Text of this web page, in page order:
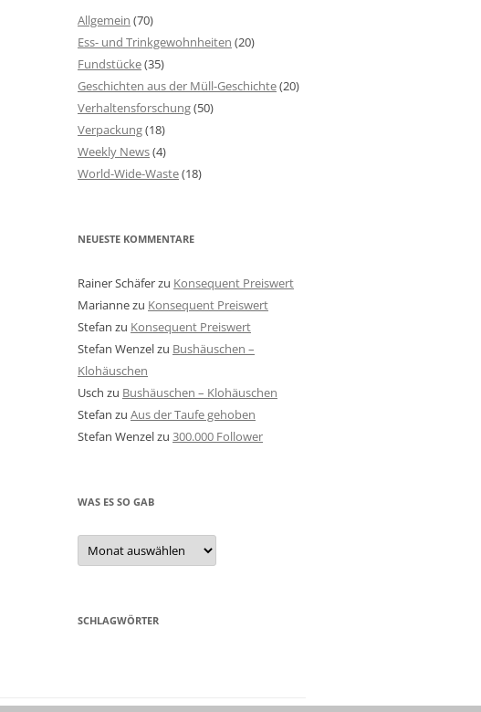
Allgemein (70)
Ess- und Trinkgewohnheiten (20)
Fundstücke(35)
Geschichten aus der Müll-Geschichte(20)
Verhaltensforschung(50)
Verpackung(18)
Weekly News(4)
World-Wide-Waste(18)
NEUESTE KOMMENTARE
Rainer Schäferzu Konsequent Preiswert
Mariannezu Konsequent Preiswert
Stefan zu Konsequent Preiswert
Stefan Wenzelzu Bushäuschen –
Klohäuschen
Usch zu Bushäuschen – Klohäuschen
Stefan zu Aus der Taufe gehoben
Stefan Wenzelzu 300.000 Follower
WAS ES SO GAB
Was
es
so
SCHLAGWÖRTER